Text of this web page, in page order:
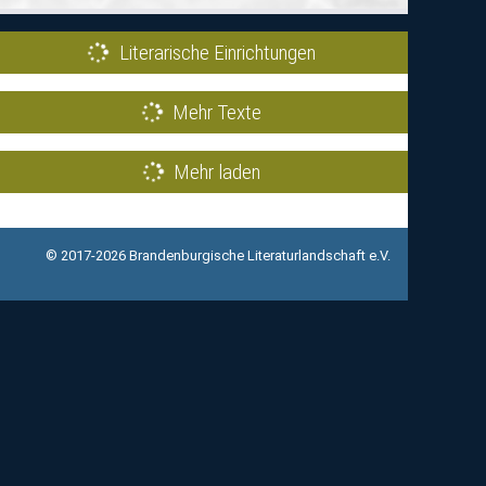
Literarische Einrichtungen
Mehr Texte
Mehr laden
© 2017-2026 Brandenburgische Literaturlandschaft e.V.